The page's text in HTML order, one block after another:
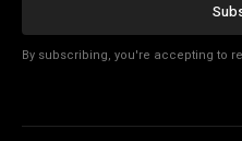
By subscribing, you're accepting to